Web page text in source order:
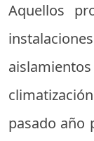
Aquellos
pasado año